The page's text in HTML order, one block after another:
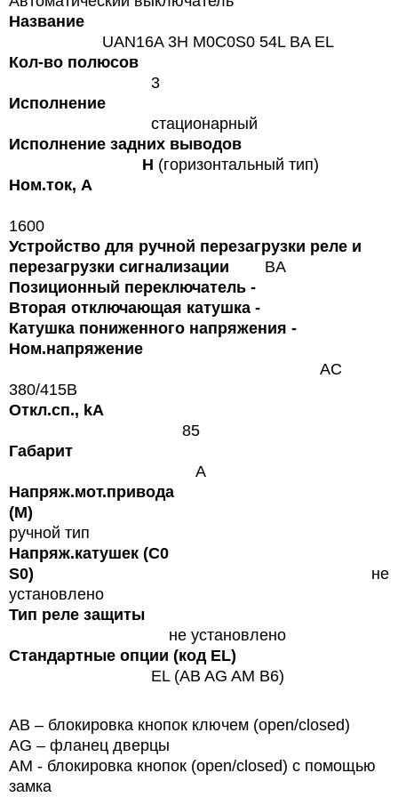
Название
UAN16A 3H M0C0S0 54L BA EL
Кол-во полюсов
3
Исполнение
стационарный
Исполнение задних выводов
Н (горизонтальный тип)
Ном.ток, А
1600
Устройство для ручной перезагрузки реле и
перезагрузки сигнализации
BA
Позиционный переключатель -
Вторая отключающая катушка -
Катушка пониженного напряжения -
Ном.напряжение
AC
380/415В
Откл.сп., kA
85
Габарит
A
Напряж.мот.привода
(M)
ручной тип
Напряж.катушек (С0
S0)
не
установлено
Тип реле защиты
не установлено
Стандартные опции (код EL)
EL (AB AG AM B6)
AB – блокировка кнопок ключем (open/closed)
AG – фланец дверцы
AM - блокировка кнопок (open/closed) с помощью
замка